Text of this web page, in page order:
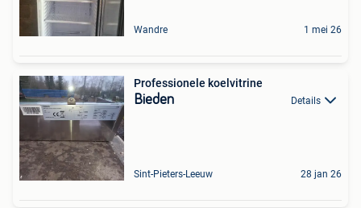
Wandre 1 mei 26
Professionele koelvitrine
Bieden Details
Sint-Pieters-Leeuw 28 jan 26